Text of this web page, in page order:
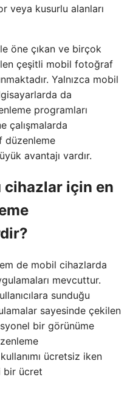
veya kusurlu alanları
öne çıkan ve birçok
çeşitli mobil fotoğraf
Yalnızca mobil
da
programları
çalışmalarda
düzenleme
avantajı vardır.
cihazlar için en
de mobil cihazlarda
mevcuttur.
sunduğu
sayesinde çekilen
bir görünüme
ücretsiz iken
bir ücret